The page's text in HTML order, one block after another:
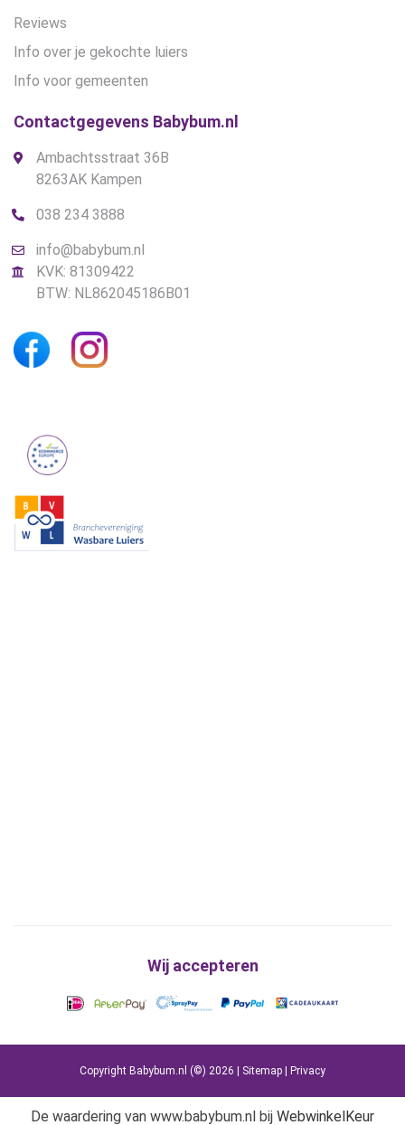
Reviews
Info over je gekochte luiers
Info voor gemeenten
Contactgegevens Babybum.nl
Ambachtsstraat 36B
8263AK Kampen
038 234 3888
info@babybum.nl
KVK: 81309422
BTW: NL862045186B01
Wij accepteren
Copyright Babybum.nl (©) 2026 | Sitemap | Privacy
De waardering van www.babybum.nl bij WebwinkelKeur